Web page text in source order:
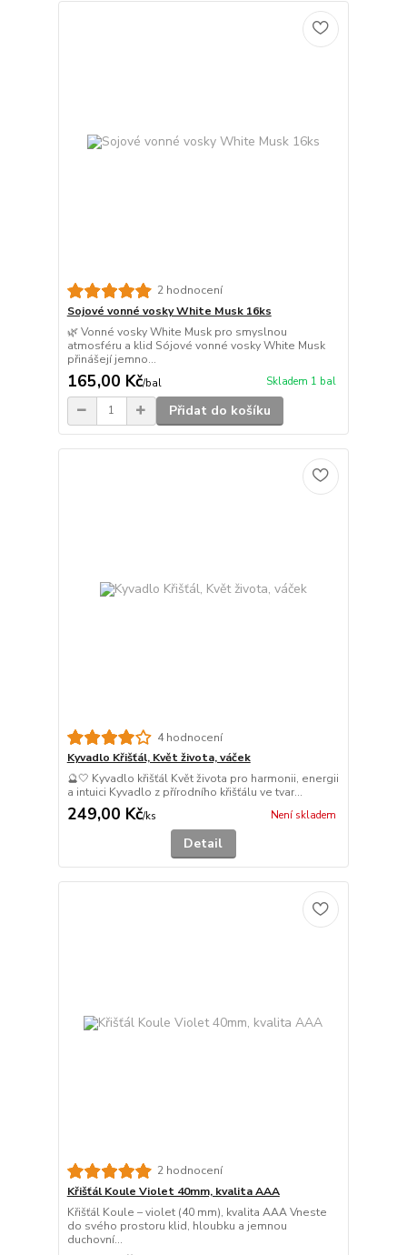
2 hodnocení
Sojové vonné vosky White Musk 16ks
🌿 Vonné vosky White Musk pro smyslnou
atmosféru a klid Sójové vonné vosky White Musk
přinášejí jemno...
165,00 Kč/bal Skladem 1 bal
Přidat do košíku
4 hodnocení
Kyvadlo Křišťál, Květ života, váček
🔮🤍 Kyvadlo křišťál Květ života pro harmonii, energii
a intuici Kyvadlo z přírodního křišťálu ve tvar...
249,00 Kč/ks Není skladem
Detail
2 hodnocení
Křišťál Koule Violet 40mm, kvalita AAA
Křišťál Koule – violet (40 mm), kvalita AAA Vneste
do svého prostoru klid, hloubku a jemnou
duchovní...